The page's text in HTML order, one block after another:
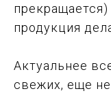
продукция
Актуальнее
свежих, еще